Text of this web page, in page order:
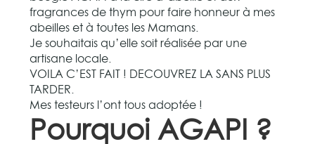
fragrances de thym pour faire honneur à mes
abeilles et à toutes les Mamans.
Je souhaitais qu’elle soit réalisée par une
artisane locale.
VOILA C’EST FAIT ! DECOUVREZ LA SANS PLUS
TARDER.
Mes testeurs l’ont tous adoptée !
Pourquoi AGAPI ?